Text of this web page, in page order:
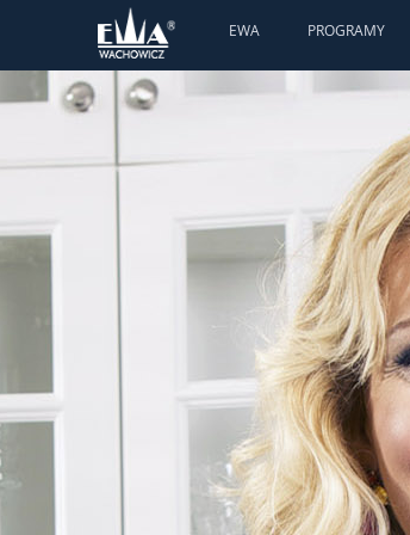
EWA PROGRAMY